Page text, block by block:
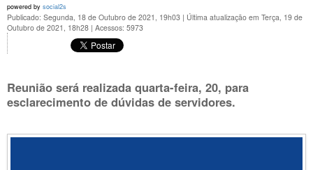
powered by social2s
Publicado: Segunda, 18 de Outubro de 2021, 19h03 | Última atualização em Terça, 19 de
Outubro de 2021, 18h28 | Acessos: 5973
Reunião será realizada quarta-feira, 20, para
esclarecimento de dúvidas de servidores.